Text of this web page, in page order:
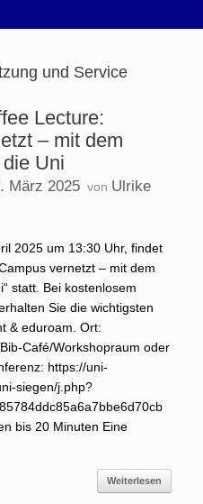
und Service
Lecture:
– mit dem
Uni
März 2025 von Ulrike
2025 um 13:30 Uhr, findet
vernetzt – mit dem
statt. Bei kostenlosem
Sie die wichtigsten
& eduroam. Ort:
Café/Workshopraum oder
https://uni-
siegen/j.php?
bis 20 Minuten Eine
Weiterlesen